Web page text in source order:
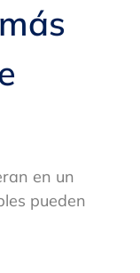
en un
pueden